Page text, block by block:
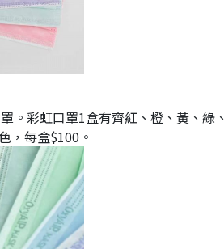
。彩虹口罩1盒有齊紅、橙、黃、綠
，每盒$100。